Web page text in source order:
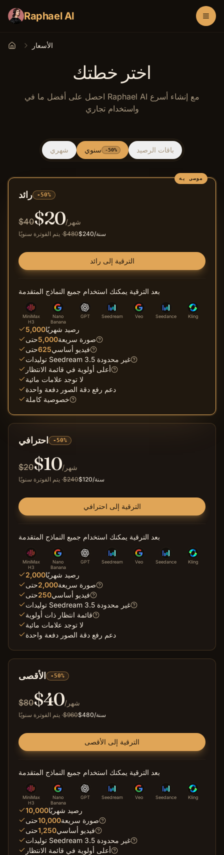
Raphael AI
الرئيسية الأسعار
اختر خطتك
احصل على أفضل ما في Raphael AI مع إنشاء أسرع
واستخدام تجاري
شهري سنوي -50% باقات الرصيد
احترافي -50%
$20$10 /شهر
يتم الفوترة سنويًا ·$240$120 /سنة
الترقية إلى احترافي
بعد الترقية يمكنك استخدام جميع النماذج المتقدمة
MiniMax
H3
Nano
Banana
GPT Seedream Veo Seedance Kling
2,000رصيد شهريًا
حتى2,000صورة سريعة
حتى250فيديو أساسي
توليدات Seedream 3.5 غير محدودة
قائمة انتظار ذات أولوية
لا توجد علامات مائية
دعم رفع دقة الصور دفعة واحدة
موصى به
رائد -50%
$40$20 /شهر
يتم الفوترة سنويًا ·$480$240 /سنة
الترقية إلى رائد
بعد الترقية يمكنك استخدام جميع النماذج المتقدمة
MiniMax
H3
Nano
Banana
GPT Seedream Veo Seedance Kling
5,000رصيد شهريًا
حتى5,000صورة سريعة
حتى625فيديو أساسي
توليدات Seedream 3.5 غير محدودة
أعلى أولوية في قائمة الانتظار
لا توجد علامات مائية
دعم رفع دقة الصور دفعة واحدة
خصوصية كاملة
الأقصى -50%
$80$40 /شهر
يتم الفوترة سنويًا ·$960$480 /سنة
الترقية إلى الأقصى
بعد الترقية يمكنك استخدام جميع النماذج المتقدمة
MiniMax
H3
Nano
Banana
GPT Seedream Veo Seedance Kling
10,000رصيد شهريًا
حتى10,000صورة سريعة
حتى1,250فيديو أساسي
توليدات Seedream 3.5 غير محدودة
أعلى أولوية في قائمة الانتظار